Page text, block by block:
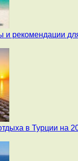
рекомендации
в Турции на